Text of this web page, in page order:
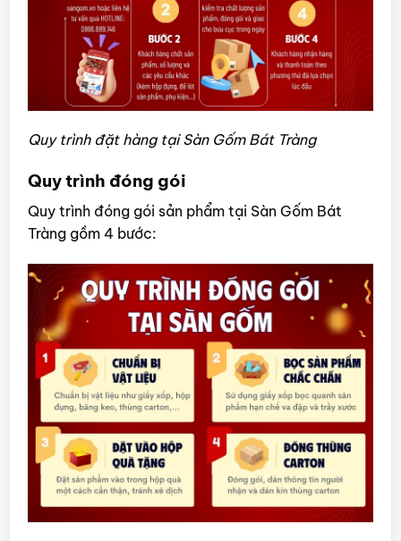
Quy trình đặt hàng tại Sàn Gốm Bát Tràng
Quy trình đóng gói
Quy trình đóng gói sản phẩm tại Sàn Gốm Bát
Tràng gồm 4 bước: